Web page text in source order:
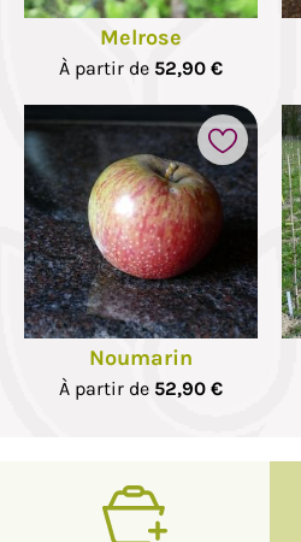
Melrose
À partir de 52,90 €
Noumarin
À partir de 52,90 €